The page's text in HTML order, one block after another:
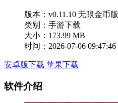
版本： v0.11.10 无限金币版
类别：手游下载
大小：173.99 MB
时间：2026-07-06 09:47:46
安卓版下载 苹果下载
软件介绍